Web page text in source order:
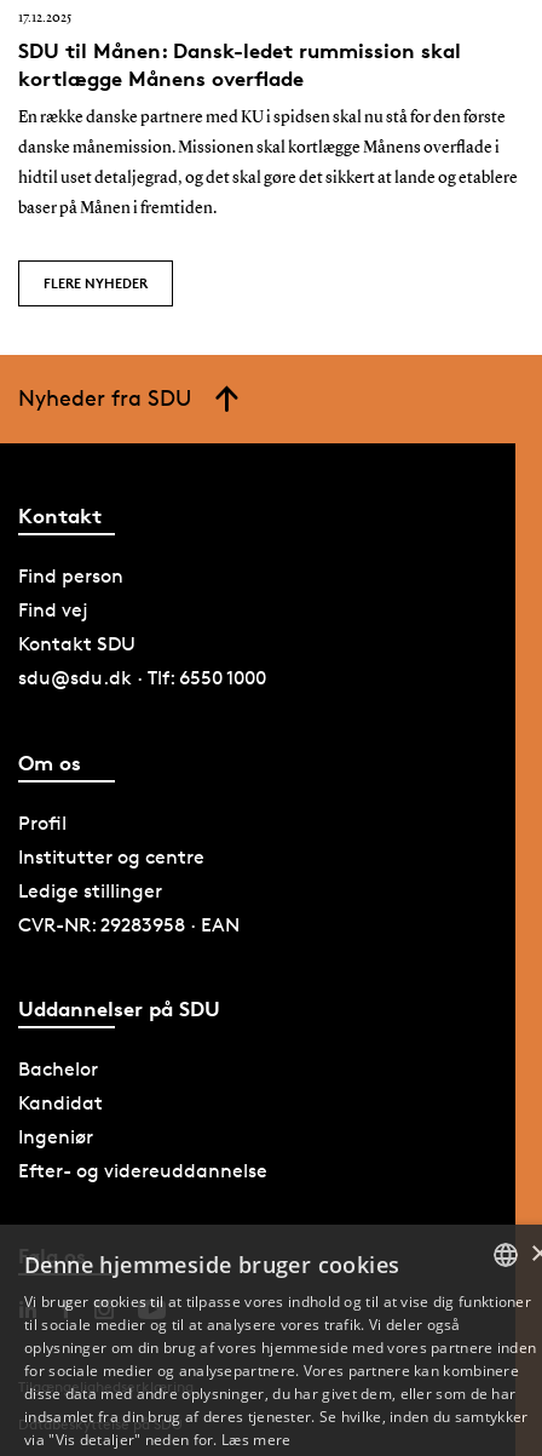
17.12.2025
SDU til Månen: Dansk-ledet rummission skal
kortlægge Månens overflade
En række danske partnere med KU i spidsen skal nu stå for den første
danske månemission. Missionen skal kortlægge Månens overflade i
hidtil uset detaljegrad, og det skal gøre det sikkert at lande og etablere
baser på Månen i fremtiden.
FLERE NYHEDER
Nyheder fra SDU
Kontakt
Find person
Find vej
Kontakt SDU
sdu@sdu.dk · Tlf: 6550 1000
Om os
Profil
Institutter og centre
Ledige stillinger
CVR-NR: 29283958 · EAN
Uddannelser på SDU
Bachelor
Kandidat
Ingeniør
Efter- og videreuddannelse
Følg os
Tilgængelighedserklæring
Databeskyttelse på SDU
ENGLISH
Denne hjemmeside bruger cookies
Vi bruger cookies til at tilpasse vores indhold og til at vise dig funktioner
til sociale medier og til at analysere vores trafik. Vi deler også
oplysninger om din brug af vores hjemmeside med vores partnere inden
for sociale medier og analysepartnere. Vores partnere kan kombinere
disse data med andre oplysninger, du har givet dem, eller som de har
indsamlet fra din brug af deres tjenester. Se hvilke, inden du samtykker
via "Vis detaljer" neden for. Læs mere